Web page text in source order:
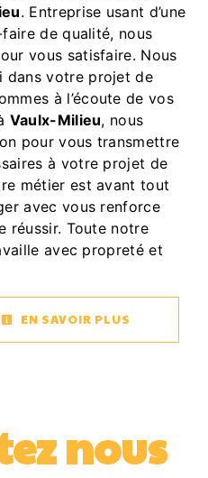
. Entreprise usant d’une
de qualité, nous
vous satisfaire. Nous
dans votre projet de
à l’écoute de vos
Vaulx-Milieu, nous
pour vous transmettre
à votre projet de
métier est avant tout
avec vous renforce
réussir. Toute notre
avec propreté et
EN SAVOIR PLUS
nous